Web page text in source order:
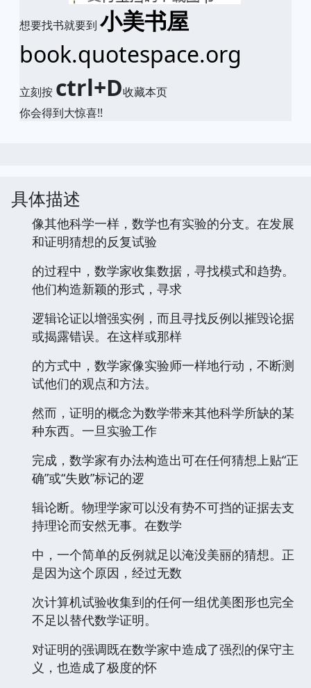
想要找书就要到 小美书屋
book.quotespace.org
立刻按 ctrl+D收藏本页
你会得到大惊喜!!
具体描述
像其他科学一样，数学也有实验的分支。在发展
和证明猜想的反复试验
的过程中，数学家收集数据，寻找模式和趋势。
他们构造新颖的形式，寻求
逻辑论证以增强实例，而且寻找反例以摧毁论据
或揭露错误。在这样或那样
的方式中，数学家像实验师一样地行动，不断测
试他们的观点和方法。
然而，证明的概念为数学带来其他科学所缺的某
种东西。一旦实验工作
完成，数学家有办法构造出可在任何猜想上贴“正
确”或“失败”标记的逻
辑论断。物理学家可以没有势不可挡的证据去支
持理论而安然无事。在数学
中，一个简单的反例就足以淹没美丽的猜想。正
是因为这个原因，经过无数
次计算机试验收集到的任何一组优美图形也完全
不足以替代数学证明。
对证明的强调既在数学家中造成了强烈的保守主
义，也造成了极度的怀